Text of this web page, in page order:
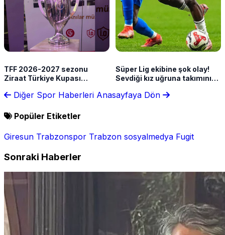
TFF 2026-2027 sezonu
Ziraat Türkiye Kupası
Süper Lig ekibine şok olay!
Sevdiği kız uğruna takımını
Diğer Spor Haberleri Anasayfaya Dön
Popüler Etiketler
Giresun Trabzonspor Trabzon sosyalmedya Fugit
Sonraki Haberler